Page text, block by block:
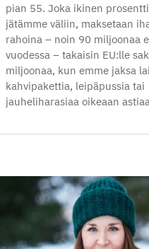
pian 55. Joka ikinen
jätämme väliin, maksetaan
rahoina – noin 90 miljoonaa
vuodessa – takaisin EU:lle
miljoonaa, kun emme jaksa
kahvipakettia, leipäpussia tai
jauheliharasiaa oikeaan